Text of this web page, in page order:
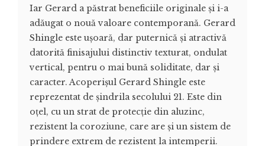
Iar Gerard a păstrat beneficiile originale și i-a
adăugat o nouă valoare contemporană. Gerard
Shingle este ușoară, dar puternică și atractivă
datorită finisajului distinctiv texturat, ondulat
vertical, pentru o mai bună soliditate, dar și
caracter. Acoperișul Gerard Shingle este
reprezentat de șindrila secolului 21. Este din
oțel, cu un strat de protecție din aluzinc,
rezistent la coroziune, care are și un sistem de
prindere extrem de rezistent la intemperii.